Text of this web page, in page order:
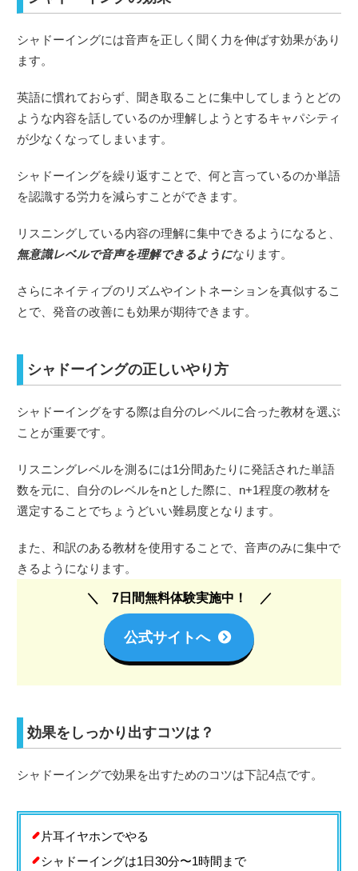
シャドーイングには音声を正しく聞く力を伸ばす効果があり
ます。
英語に慣れておらず、聞き取ることに集中してしまうとどの
ような内容を話しているのか理解しようとするキャパシティ
が少なくなってしまいます。
シャドーイングを繰り返すことで、何と言っているのか単語
を認識する労力を減らすことができます。
リスニングしている内容の理解に集中できるようになると、
無意識レベルで音声を理解できるようになります。
さらにネイティブのリズムやイントネーションを真似するこ
とで、発音の改善にも効果が期待できます。
シャドーイングの正しいやり方
シャドーイングをする際は自分のレベルに合った教材を選ぶ
ことが重要です。
リスニングレベルを測るには1分間あたりに発話された単語
数を元に、自分のレベルをnとした際に、n+1程度の教材を
選定することでちょうどいい難易度となります。
また、和訳のある教材を使用することで、音声のみに集中で
きるようになります。
7日間無料体験実施中！
公式サイトへ
効果をしっかり出すコツは？
シャドーイングで効果を出すためのコツは下記4点です。
片耳イヤホンでやる
シャドーイングは1日30分〜1時間まで